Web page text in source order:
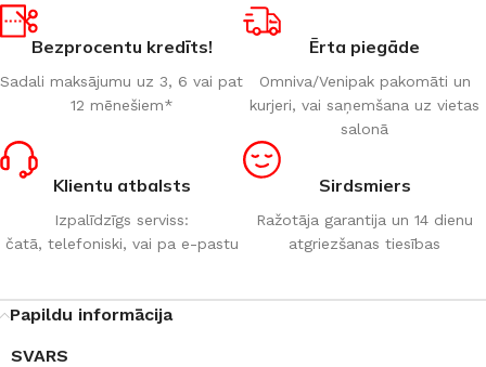
Bezprocentu kredīts!
Sadali maksājumu uz 3, 6 vai pat
12 mēnešiem*
Ērta piegāde
Omniva/Venipak pakomāti un
kurjeri, vai saņemšana uz vietas
salonā
Klientu atbalsts
Izpalīdzīgs serviss:
čatā, telefoniski, vai pa e-pastu
Sirdsmiers
Ražotāja garantija un 14 dienu
atgriezšanas tiesības
Papildu informācija
SVARS